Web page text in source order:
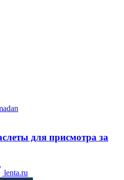
для присмотра за
lenta.ru